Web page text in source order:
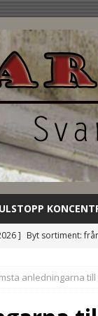
] Byt sortiment:
] Låt Aromhusets
UNCATEGORIZED
anledningarna